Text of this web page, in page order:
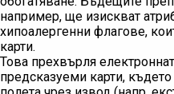
например, ще изискват
хипоалергенни флагове,
карти.
Това прехвърля
предсказуеми карти,